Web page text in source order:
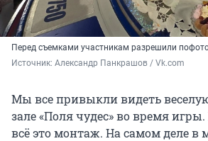
Перед съемками участникам разрешили
Источник: Александр Панкрашов / Vk.com
Мы все привыкли видеть
зале «Поля чудес» во время игры.
всё это монтаж. На самом деле в